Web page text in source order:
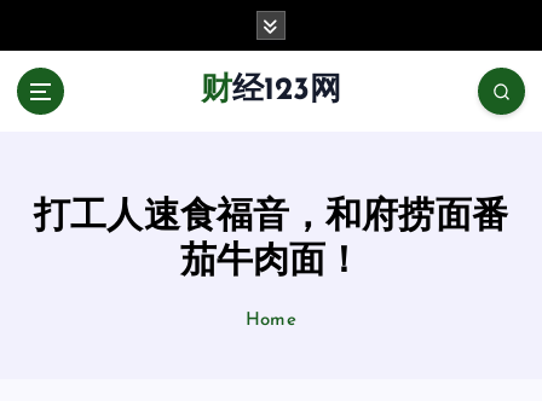
财经123网
打工人速食福音，和府捞面番
茄牛肉面！
Home